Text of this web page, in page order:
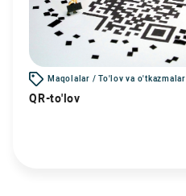
Maqolalar / To'lov va o'tkazmalar
QR-to'lov